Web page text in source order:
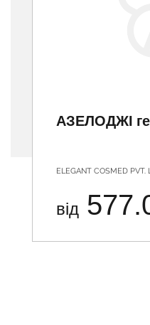
АЗЕЛОДЖІ
ELEGANT COSMED PVT.
від